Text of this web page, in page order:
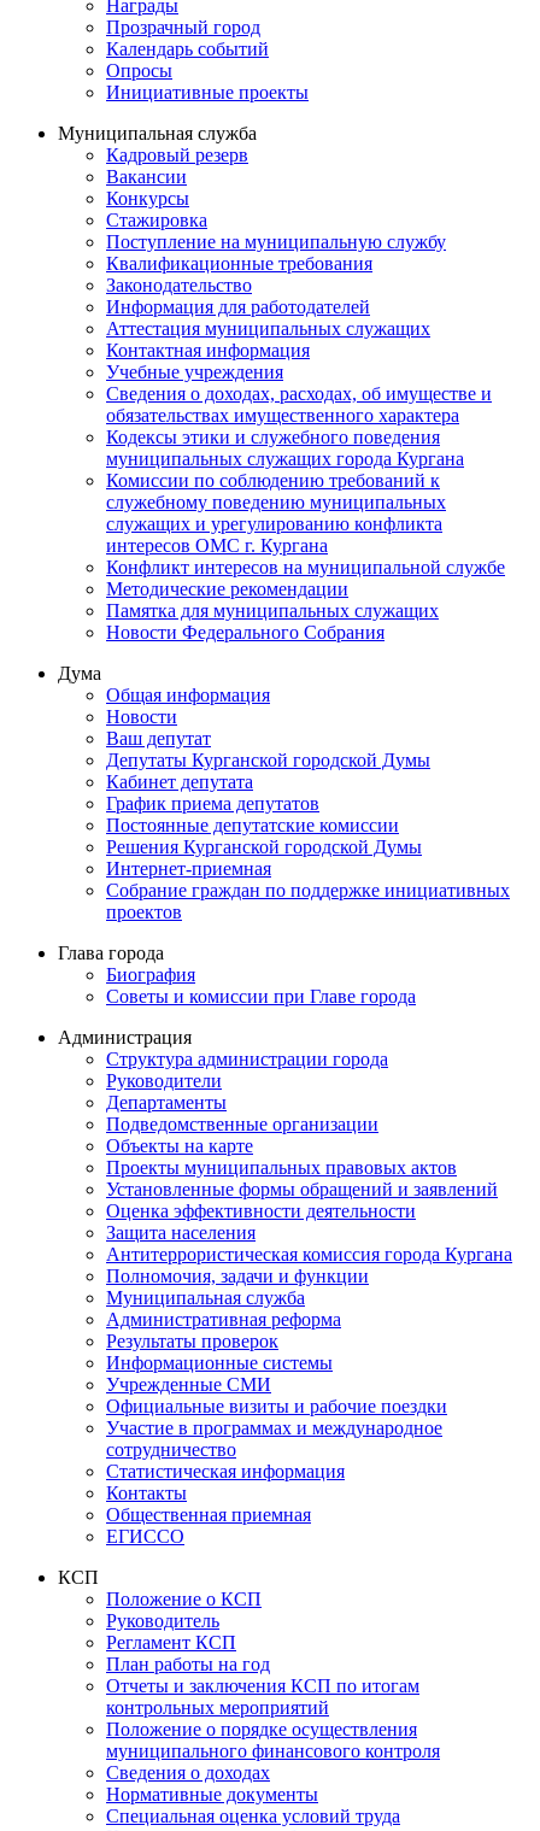
Награды
Прозрачный город
Календарь событий
Опросы
Инициативные проекты
Муниципальная служба
Кадровый резерв
Вакансии
Конкурсы
Стажировка
Поступление на муниципальную службу
Квалификационные требования
Законодательство
Информация для работодателей
Аттестация муниципальных служащих
Контактная информация
Учебные учреждения
Сведения о доходах, расходах, об имуществе и
обязательствах имущественного характера
Кодексы этики и служебного поведения
муниципальных служащих города Кургана
Комиссии по соблюдению требований к
служебному поведению муниципальных
служащих и урегулированию конфликта
интересов ОМС г. Кургана
Конфликт интересов на муниципальной службе
Методические рекомендации
Памятка для муниципальных служащих
Новости Федерального Cобрания
Дума
Общая информация
Новости
Ваш депутат
Депутаты Курганской городской Думы
Кабинет депутата
График приема депутатов
Постоянные депутатские комиссии
Решения Курганской городской Думы
Интернет-приемная
Собрание граждан по поддержке инициативных
проектов
Глава города
Биография
Советы и комиссии при Главе города
Администрация
Структура администрации города
Руководители
Департаменты
Подведомственные организации
Объекты на карте
Проекты муниципальных правовых актов
Установленные формы обращений и заявлений
Оценка эффективности деятельности
Защита населения
Антитеррористическая комиссия города Кургана
Полномочия, задачи и функции
Муниципальная служба
Административная реформа
Результаты проверок
Информационные системы
Учрежденные СМИ
Официальные визиты и рабочие поездки
Участие в программах и международное
сотрудничество
Статистическая информация
Контакты
Общественная приемная
ЕГИССО
КСП
Положение о КСП
Руководитель
Регламент КСП
План работы на год
Отчеты и заключения КСП по итогам
контрольных мероприятий
Положение о порядке осуществления
муниципального финансового контроля
Сведения о доходах
Нормативные документы
Специальная оценка условий труда